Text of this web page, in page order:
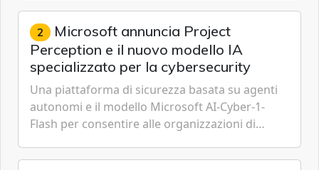
Cybersecurity.
2 Microsoft annuncia Project
Perception e il nuovo modello IA
specializzato per la cybersecurity
Una piattaforma di sicurezza basata su agenti
autonomi e il modello Microsoft AI-Cyber-1-
Flash per consentire alle organizzazioni di
gestione continua del rischio.